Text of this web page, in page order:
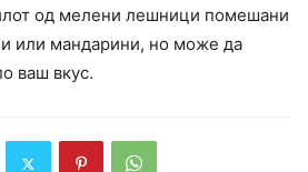
од мелени лешници помешани
или мандарини, но може да
ваш вкус.